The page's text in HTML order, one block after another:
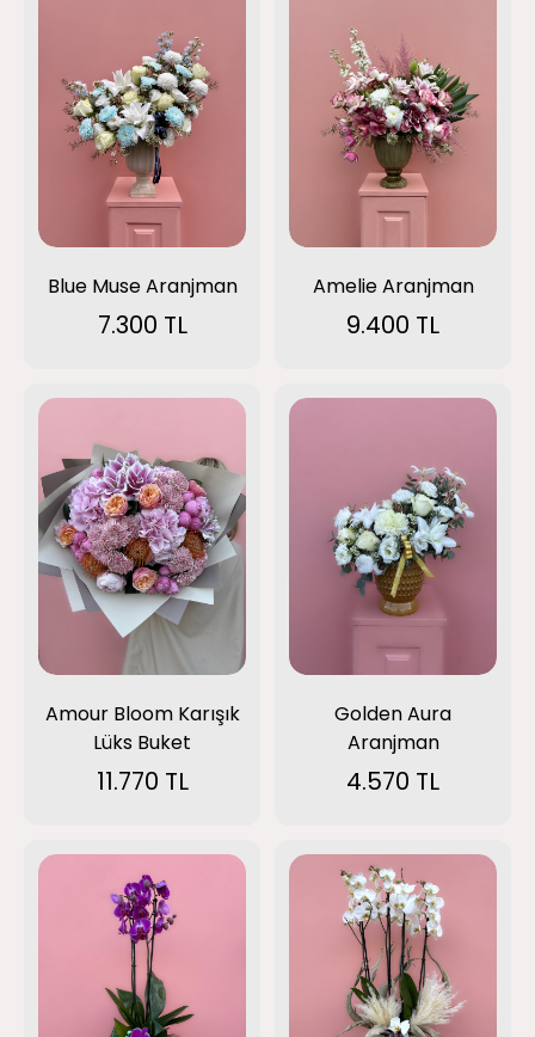
Blue Muse Aranjman
7.300 TL
Amelie Aranjman
9.400 TL
Amour Bloom Karışık
Lüks Buket
11.770 TL
Golden Aura
Aranjman
4.570 TL